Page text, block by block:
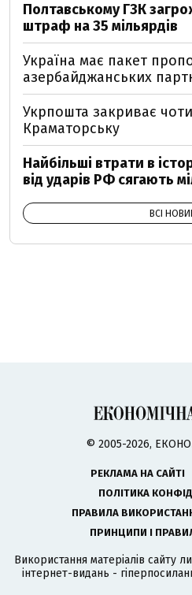
Полтавському ГЗК
штраф на 35 мільярдів
Україна має пакет
азербайджанських
Укрпошта закриває
Краматорську
Найбільші втрати в
від ударів РФ сягають
ВСІ
© 2005-2026,
РЕКЛАМА НА САЙТІ
ПОЛІТИКА
ПРАВИЛА
ПРИНЦИПИ І
Використання матеріалів сайту
інтернет-видань -